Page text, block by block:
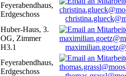
Feyerabendhaus,
Erdgeschoss
Huber-Haus, 3.
OG, Zimmer
H3.1
Feyerabendhaus,
Erdgeschoss